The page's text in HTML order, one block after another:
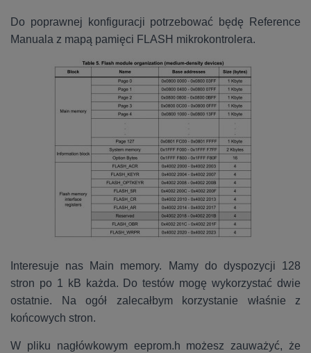
Do poprawnej konfiguracji potrzebować będę Reference
Manuala z mapą pamięci FLASH mikrokontrolera.
Interesuje nas Main memory. Mamy do dyspozycji 128
stron po 1 kB każda. Do testów mogę wykorzystać dwie
ostatnie. Na ogół zalecałbym korzystanie właśnie z
końcowych stron.
W pliku nagłówkowym eeprom.h możesz zauważyć, że